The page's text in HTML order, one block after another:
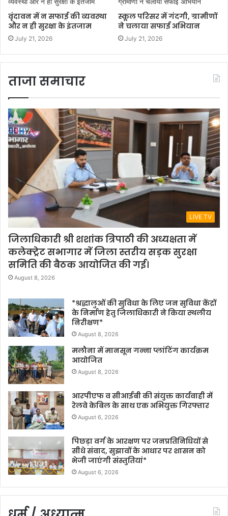
वृंदावन में न सफाई की व्यवस्था
और न ही सुरक्षा के इंतजाम
July 21, 2026
स्कूल परिसर में गंदगी, ग्रामीणों
ने चलाया सफाई अभियान
July 21, 2026
ताजा समाचार
LIVE TV
जिलाधिकारी श्री शशांक त्रिपाठी की अध्यक्षता में
कलेक्ट्रेट सभागार में जिला स्तरीय सड़क सुरक्षा
समिति की बैठक आयोजित की गई।
August 8, 2026
*श्रद्धालुओं की सुविधा के लिए जन सुविधा केंद्रों
के निर्माण हेतु जिलाधिकारी ने किया स्थलीय
निरीक्षण*
August 8, 2026
मलौना में मानसून गन्ना प्लांटिंग कार्यक्रम
आयोजित
August 8, 2026
आरपीएफ व सीआईबी की संयुक्त कार्यवाही में
रेलवे केबिल के साथ एक अभियुक्त गिरफ्तार
August 6, 2026
पिछड़ा वर्ग के आरक्षण पर जनप्रतिनिधियों से
सीधे संवाद, सुझावों के आधार पर शासन को
भेजी जाएंगी संस्तुतियां*
August 6, 2026